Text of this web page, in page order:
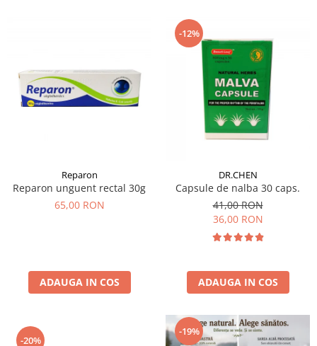
Reparon
Reparon unguent rectal 30g
65,00 RON
ADAUGA IN COS
-12%
DR.CHEN
Capsule de nalba 30 caps.
41,00 RON
36,00 RON
ADAUGA IN COS
-20%
-19%